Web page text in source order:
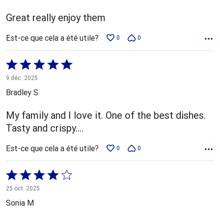
Great really enjoy them
Est-ce que cela a été utile? 0 0
Coté
5 sur
5
9 déc. 2025
Bradley S
My family and I love it. One of the best dishes.
Tasty and crispy....
Est-ce que cela a été utile? 0 0
Coté
4 sur
5
25 oct. 2025
Sonia M